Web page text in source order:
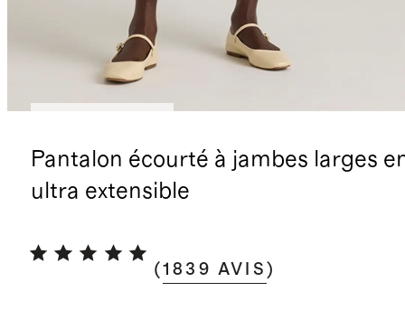
Pantalon écourté à jambes larges
ultra extensible
(1839 AVIS )